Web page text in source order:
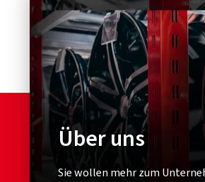
Über uns
Sie wollen mehr zum